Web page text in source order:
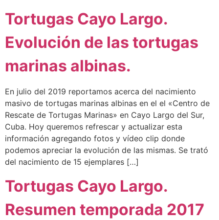
Tortugas Cayo Largo.
Evolución de las tortugas
marinas albinas.
En julio del 2019 reportamos acerca del nacimiento
masivo de tortugas marinas albinas en el el «Centro de
Rescate de Tortugas Marinas» en Cayo Largo del Sur,
Cuba. Hoy queremos refrescar y actualizar esta
información agregando fotos y vídeo clip donde
podemos apreciar la evolución de las mismas. Se trató
del nacimiento de 15 ejemplares […]
Tortugas Cayo Largo.
Resumen temporada 2017